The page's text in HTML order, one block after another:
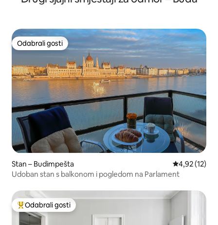
Budimpešte, u blizini opere, bazilike sv.
WestEnda i poznatih gradskih ruševina
barova.
Odabrali gosti
Odabrali gosti
Stan – Budimpešta Prosječna
4,92 (12)
Udoban stan s balkonom i pogledom na Parlament
Među najviše rangiranima s oznakom „Odabrali gosti”
Odabrali gosti